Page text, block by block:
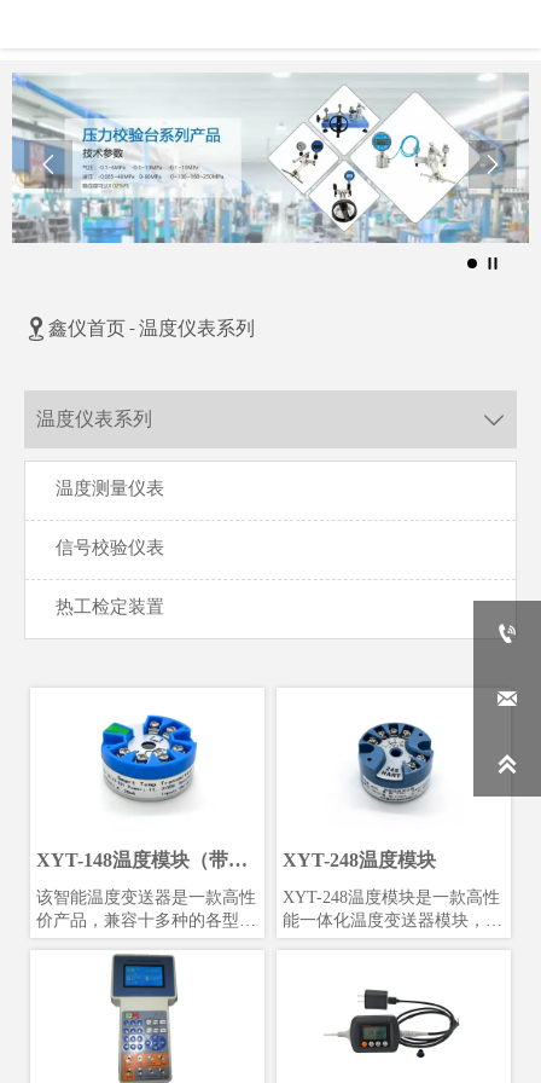
 
 鑫仪首页 -温度仪表系列
温度仪表系列 
温度测量仪表
信号校验仪表
热工检定装置
XYT-148温度模块（带
USB调试）
​该智能温度变送器是一款高性
价产品，兼容十多种的各型热
电偶和热电阻信号变送。使用
24位Σ-△采样芯片，可保证高
精度测量；采用防浪涌、防反
接设计，避免工程安装中的误
安装和误操作；采用增强软件
安全设计，包括独立看门狗、
XYT-248温度模块
XYT-248温度模块是一款高性
能一体化温度变送器模块，支
持PT50、PT100、PT500、
K、N、R、S、T热电偶，同
时具备毫伏信号和电阻信号测
量能力。该模块隔离电压高达
DC1000V，采用4-20mA叠加


